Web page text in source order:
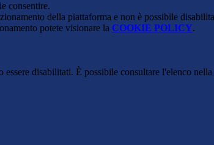
consentire.
della piattaforma e non è possibile
potete visionare la COOKIE POLICY.
disabilitati. È possibile consultare l'elenco